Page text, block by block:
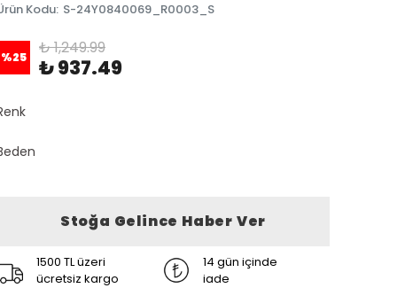
Kodu: S-24Y0840069_R0003_S
%25 ₺ 1,249.99
₺ 937.49
Stoğa Gelince Haber Ver
1500 TL üzeri
ücretsiz kargo
14 gün içinde
iade